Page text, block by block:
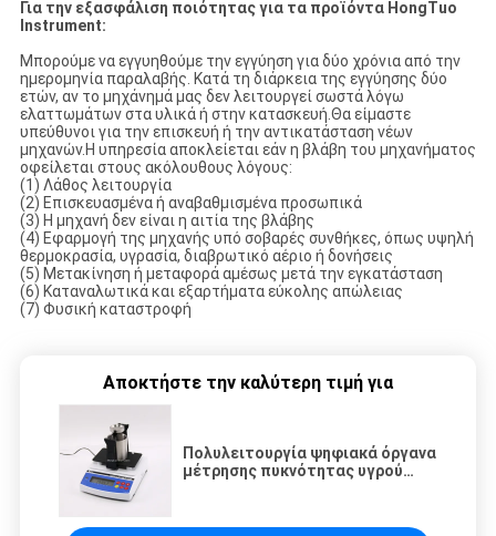
Για την εξασφάλιση ποιότητας για τα προϊόντα HongTuo
Instrument:
Μπορούμε να εγγυηθούμε την εγγύηση για δύο χρόνια από την
ημερομηνία παραλαβής. Κατά τη διάρκεια της εγγύησης δύο
ετών, αν το μηχάνημά μας δεν λειτουργεί σωστά λόγω
ελαττωμάτων στα υλικά ή στην κατασκευή.Θα είμαστε
υπεύθυνοι για την επισκευή ή την αντικατάσταση νέων
μηχανών.Η υπηρεσία αποκλείεται εάν η βλάβη του μηχανήματος
οφείλεται στους ακόλουθους λόγους:
(1) Λάθος λειτουργία
(2) Επισκευασμένα ή αναβαθμισμένα προσωπικά
(3) Η μηχανή δεν είναι η αιτία της βλάβης
(4) Εφαρμογή της μηχανής υπό σοβαρές συνθήκες, όπως υψηλή
θερμοκρασία, υγρασία, διαβρωτικό αέριο ή δονήσεις
(5) Μετακίνηση ή μεταφορά αμέσως μετά την εγκατάσταση
(6) Καταναλωτικά και εξαρτήματα εύκολης απώλειας
(7) Φυσική καταστροφή
Αποκτήστε την καλύτερη τιμή για
Πολυλειτουργία ψηφιακά όργανα
μέτρησης πυκνότητας υγρού